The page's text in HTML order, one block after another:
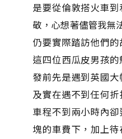
是要從倫敦搭火車
敬，心想著儘管我無
仍要實際踏訪他們
這四位西瓜皮男孩
發前先是遇到英國
及實在遇不到任何
車程不到兩小時內
塊的車費下，加上